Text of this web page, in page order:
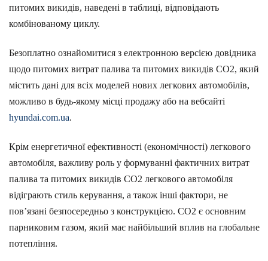
питомих викидів, наведені в таблиці, відповідають
комбінованому циклу.
Безоплатно ознайомитися з електронною версією довідника
щодо питомих витрат палива та питомих викидів CO2, який
містить дані для всіх моделей нових легкових автомобілів,
можливо в будь-якому місці продажу або на вебсайті
hyundai.com.ua.
Крім енергетичної ефективності (економічності) легкового
автомобіля, важливу роль у формуванні фактичних витрат
палива та питомих викидів CO2 легкового автомобіля
відіграють стиль керування, а також інші фактори, не
пов’язані безпосередньо з конструкцією. CO2 є основним
парниковим газом, який має найбільший вплив на глобальне
потепління.